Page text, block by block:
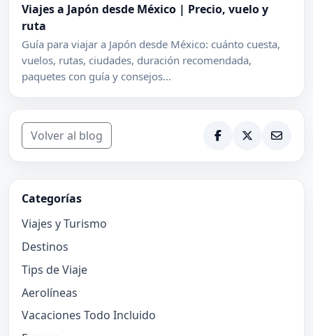
Viajes a Japón desde México | Precio, vuelo y
ruta
Guía para viajar a Japón desde México: cuánto cuesta,
vuelos, rutas, ciudades, duración recomendada,
paquetes con guía y consejos...
Volver al blog
Categorías
Viajes y Turismo
Destinos
Tips de Viaje
Aerolíneas
Vacaciones Todo Incluido